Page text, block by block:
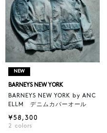
NEW
BARNEYS NEW YORK
BARNEYS NEW YORK by ANC
ELLM デニムカバーオール
¥58,300
2 colors